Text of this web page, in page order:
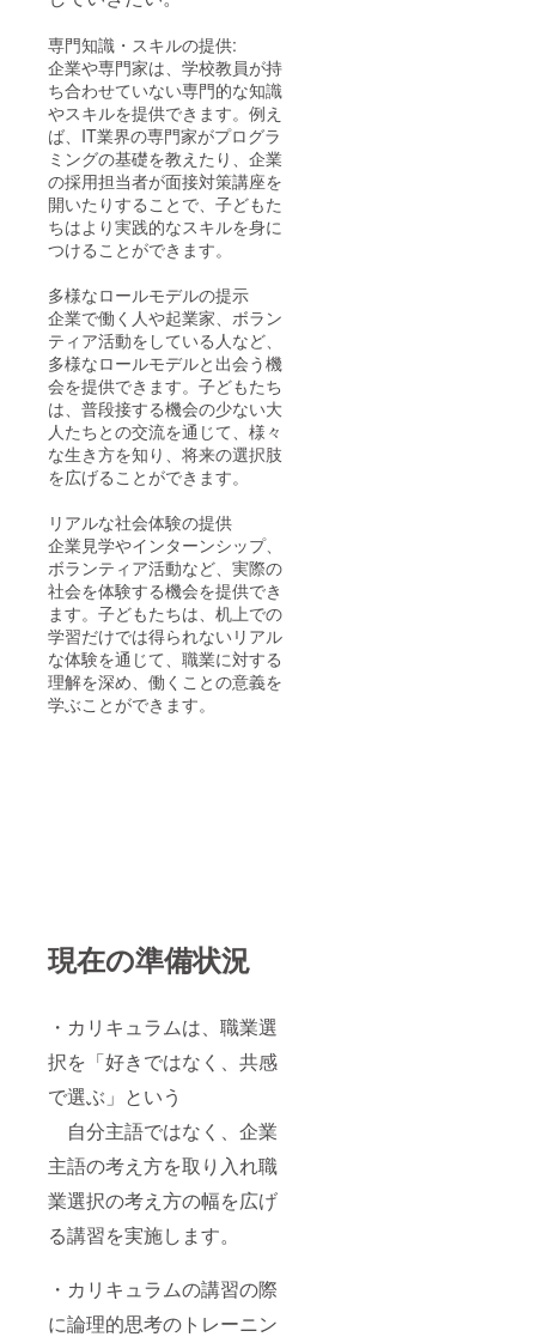
専門知識・スキルの提供:
企業や専門家は、学校教員が持
ち合わせていない専門的な知識
やスキルを提供できます。例え
ば、IT業界の専門家がプログラ
ミングの基礎を教えたり、企業
の採用担当者が面接対策講座を
開いたりすることで、子どもた
ちはより実践的なスキルを身に
つけることができます。
多様なロールモデルの提示
企業で働く人や起業家、ボラン
ティア活動をしている人など、
多様なロールモデルと出会う機
会を提供できます。子どもたち
は、普段接する機会の少ない大
人たちとの交流を通じて、様々
な生き方を知り、将来の選択肢
を広げることができます。
リアルな社会体験の提供
企業見学やインターンシップ、
ボランティア活動など、実際の
社会を体験する機会を提供でき
ます。子どもたちは、机上での
学習だけでは得られないリアル
な体験を通じて、職業に対する
理解を深め、働くことの意義を
学ぶことができます。
現在の準備状況
・カリキュラムは、職業選
択を「好きではなく、共感
で選ぶ」という
自分主語ではなく、企業
主語の考え方を取り入れ職
業選択の考え方の幅を広げ
る講習を実施します。
・カリキュラムの講習の際
に論理的思考のトレーニン